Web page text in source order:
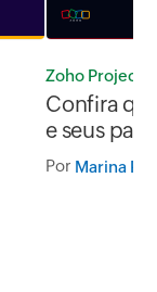
Zoho Projects
Confira
e seus
projetos
Por Marina